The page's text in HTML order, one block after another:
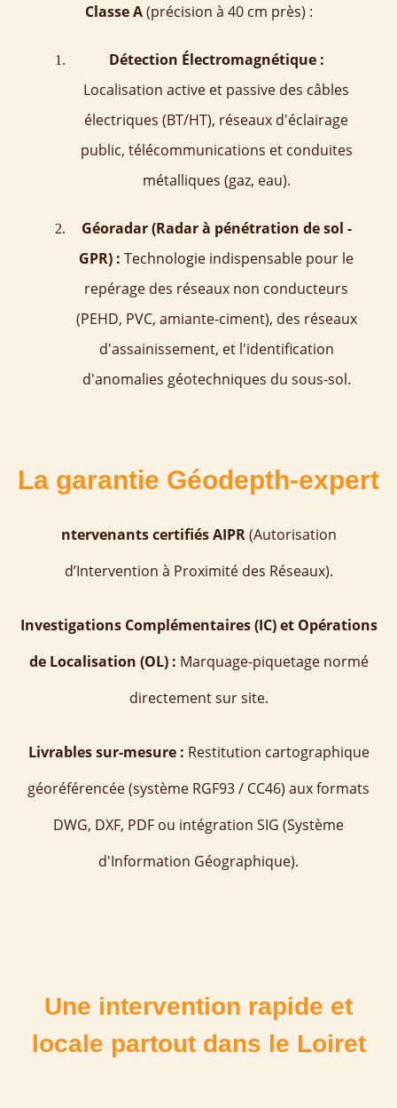
Classe A(précision à 40 cm près) :
Détection Électromagnétique :
Localisation active et passive des câbles
électriques (BT/HT), réseaux d'éclairage
public, télécommunications et conduites
métalliques (gaz, eau).
Géoradar (Radar à pénétration de sol -
GPR) : Technologie indispensable pour le
repérage des réseaux non conducteurs
(PEHD, PVC, amiante-ciment), des réseaux
d'assainissement, et l'identification
d'anomalies géotechniques du sous-sol.
La garantie Géodepth-expert
ntervenants certifiés AIPR(Autorisation
d’Intervention à Proximité des Réseaux).
Investigations Complémentaires (IC) et Opérations
de Localisation (OL) : Marquage-piquetage normé
directement sur site.
Livrables sur-mesure : Restitution cartographique
géoréférencée (système RGF93 / CC46) aux formats
DWG, DXF, PDF ou intégration SIG (Système
d'Information Géographique).
Une intervention rapide et
locale partout dans le Loiret